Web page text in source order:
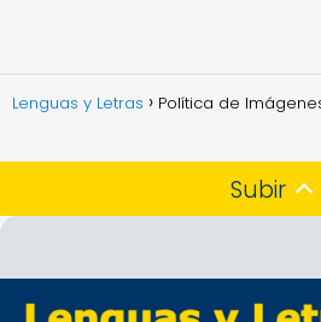
Lenguas y Letras Política de
Subir